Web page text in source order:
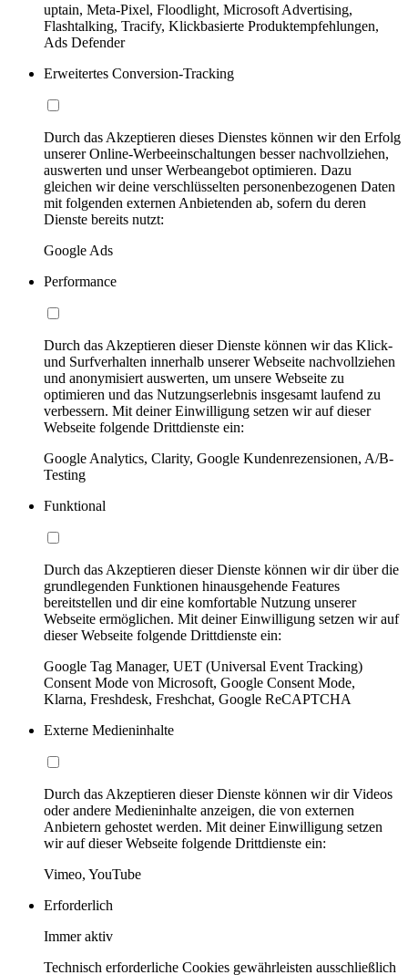
uptain, Meta-Pixel, Floodlight, Microsoft Advertising,
Flashtalking, Tracify, Klickbasierte Produktempfehlungen,
Ads Defender
Erweitertes Conversion-Tracking
Durch das Akzeptieren dieses Dienstes können wir den Erfolg
unserer Online-Werbeeinschaltungen besser nachvollziehen,
auswerten und unser Werbeangebot optimieren. Dazu
gleichen wir deine verschlüsselten personenbezogenen Daten
mit folgenden externen Anbietenden ab, sofern du deren
Dienste bereits nutzt:
Google Ads
Performance
Durch das Akzeptieren dieser Dienste können wir das Klick-
und Surfverhalten innerhalb unserer Webseite nachvollziehen
und anonymisiert auswerten, um unsere Webseite zu
optimieren und das Nutzungserlebnis insgesamt laufend zu
verbessern. Mit deiner Einwilligung setzen wir auf dieser
Webseite folgende Drittdienste ein:
Google Analytics, Clarity, Google Kundenrezensionen, A/B-
Testing
Funktional
Durch das Akzeptieren dieser Dienste können wir dir über die
grundlegenden Funktionen hinausgehende Features
bereitstellen und dir eine komfortable Nutzung unserer
Webseite ermöglichen. Mit deiner Einwilligung setzen wir auf
dieser Webseite folgende Drittdienste ein:
Google Tag Manager, UET (Universal Event Tracking)
Consent Mode von Microsoft, Google Consent Mode,
Klarna, Freshdesk, Freshchat, Google ReCAPTCHA
Externe Medieninhalte
Durch das Akzeptieren dieser Dienste können wir dir Videos
oder andere Medieninhalte anzeigen, die von externen
Anbietern gehostet werden. Mit deiner Einwilligung setzen
wir auf dieser Webseite folgende Drittdienste ein:
Vimeo, YouTube
Erforderlich
Immer aktiv
Technisch erforderliche Cookies gewährleisten ausschließlich